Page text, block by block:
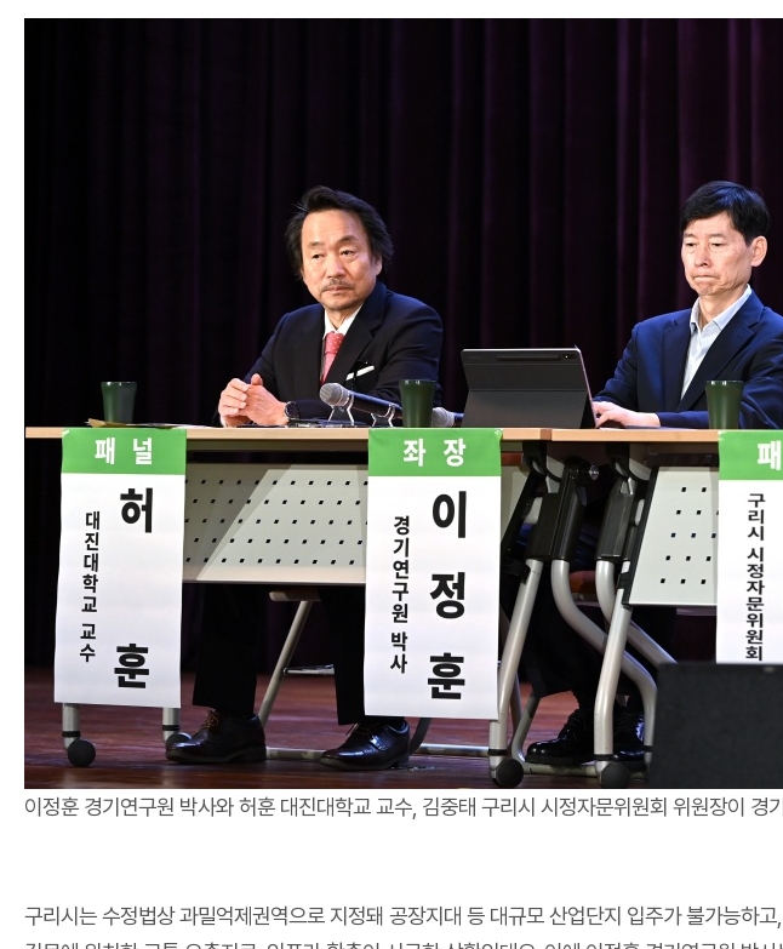
이정훈 경기연구원 박사와 허훈 대진대학교 교수, 김중태 구리시 시정자문위원회 위원장이
구리시는 수정법상 과밀억제권역으로 지정돼 공장지대 등 대규모 산업단지 입주가 불가능하